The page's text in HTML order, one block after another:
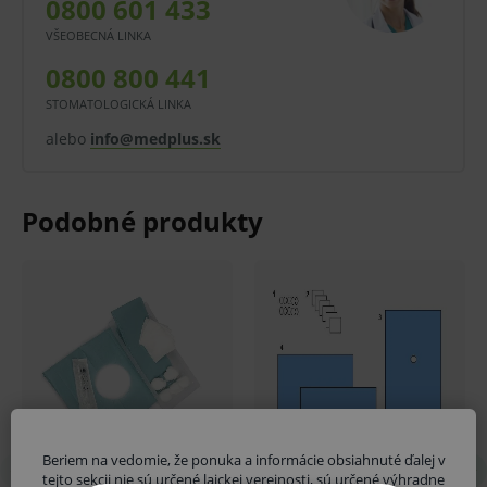
Pred použitím zdravotníckej pomôcky a diagnostickej
lekárom. Starostlivo si prečítajte informácie o výrobku
byť zaručená, lepšia alebo rovnocenná s účinnosťou
diagnostickej zdravotníckej pomôcky in vitro a jeho
použitie môže byť spojené s rizikami.
V prípade porušenia zapečateného obalu tohto
tovaru nie je z dôvodu ochrany zdravia alebo
zmluvy v lehote 14 dní.
0800 601 433
VŠEOBECNÁ LINKA
0800 800 441
STOMATOLOGICKÁ LINKA
alebo info@medplus.sk
Beriem na vedomie, že ponuka a informácie obsiahnuté ďalej v
tejto sekcii nie sú určené laickej verejnosti, sú určené výhradne